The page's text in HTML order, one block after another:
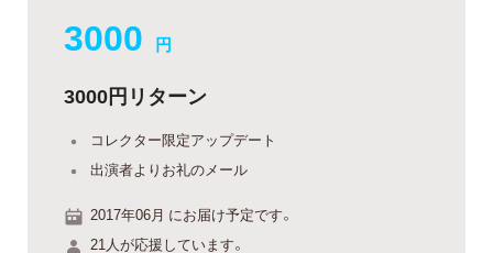
3000 円
3000円リターン
コレクター限定アップデート
出演者よりお礼のメール
2017年06月 にお届け予定です。
21人が応援しています。